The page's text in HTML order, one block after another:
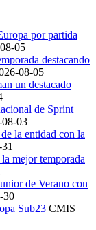
por partida
05
destacando
08-05
un destacado
de Sprint
08-03
la entidad con la
mejor temporada
de Verano con
30
Sub23 CMIS